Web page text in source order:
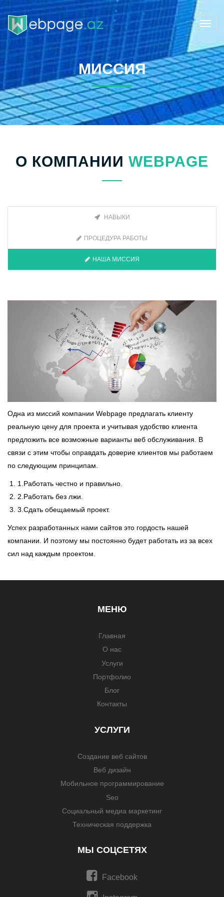
МИССИЯ
О КОМПАНИИ WEBPAGE
НАВЫКИ
ПРОЦЕДУРА РАБОТЫ
НАША МИССИЯ
Одна из миссий компании Webpage предлагать клиенту
реальную цену для проекта и учитывая удобство клиента
предложить все возможные варианты веб обслуживания. В
связи с этим чтобы оправдать доверие клиентов мы работаем
по следующим принципам.
1.Работать честно и правильно.
2.Работать без лжи.
3.Сдать обещаемый проект.
Успех разработанных нами сайтов это гордость нашей
компании. И поэтому мы постоянно будет работать из за всех
сил над каждым проектом.
МЕНЮ
Главная
О нас
Услуги
Портфолио
Блог
Контакты
УСЛУГИ
Создание веб сайтов
Веб дизайн
Мобильное программирование
Seo
Социальный медиа маркетинг
Техническая поддержка
МЫ СОЦСЕТЯХ
Facebook